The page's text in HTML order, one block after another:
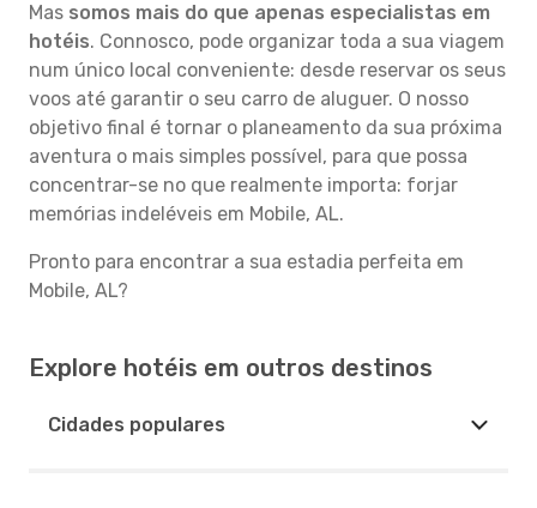
Mas somos mais do que apenas especialistas em
hotéis. Connosco, pode organizar toda a sua viagem
num único local conveniente: desde reservar os seus
voos até garantir o seu carro de aluguer. O nosso
objetivo final é tornar o planeamento da sua próxima
aventura o mais simples possível, para que possa
concentrar-se no que realmente importa: forjar
memórias indeléveis em Mobile, AL.
Pronto para encontrar a sua estadia perfeita em
Mobile, AL?
Explore hotéis em outros destinos
Cidades populares